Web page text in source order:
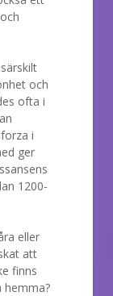
och
ofta i
i
ger
1200-
eller
att
finns
hemma?